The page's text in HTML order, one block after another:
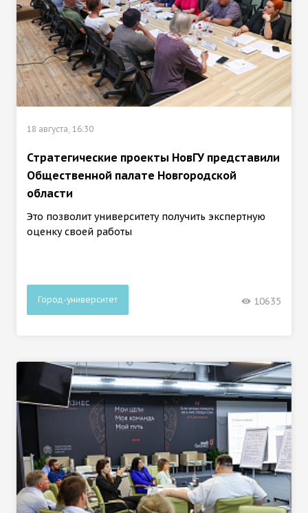
18 августа, 16:30
Стратегические проекты НовГУ представили
Общественной палате Новгородской
области
Это позволит университету получить экспертную
оценку своей работы
Город-университет 10635